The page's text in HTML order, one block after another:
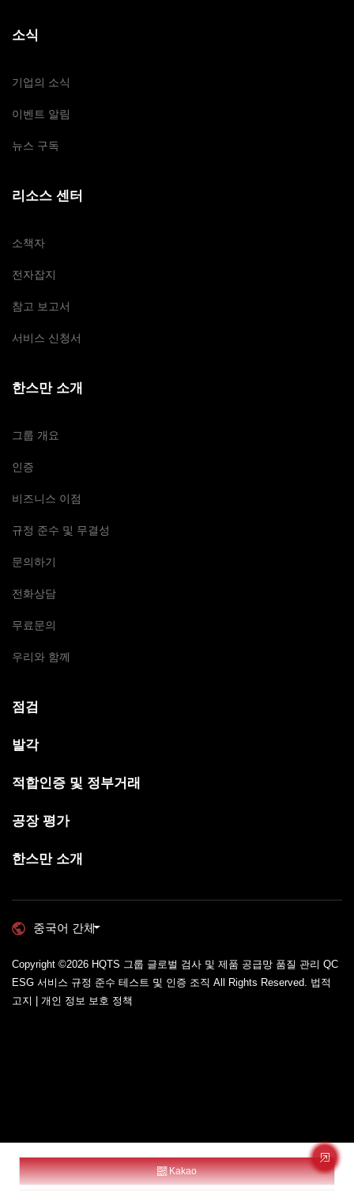
소식
기업의 소식
이벤트 알림
뉴스 구독
리소스 센터
소책자
전자잡지
참고 보고서
서비스 신청서
한스만 소개
그룹 개요
인증
비즈니스 이점
규정 준수 및 무결성
문의하기
전화상담
무료문의
우리와 함께
점검
발각
적합인증 및 정부거래
공장 평가
한스만 소개
중국어 간체
Copyright ©2026 HQTS 그룹 글로벌 검사 및 제품 공급망 품질 관리 QC
ESG 서비스 규정 준수 테스트 및 인증 조직 All Rights Reserved. 법적
고지 | 개인 정보 보호 정책
Kakao